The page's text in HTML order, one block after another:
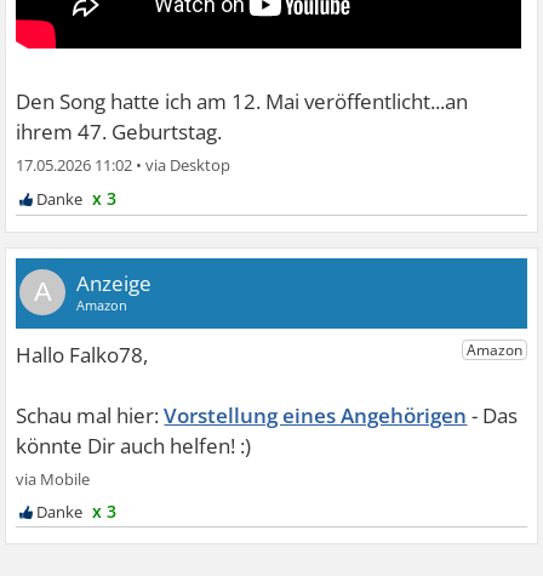
Den Song hatte ich am 12. Mai veröffentlicht...an
ihrem 47. Geburtstag.
17.05.2026 11:02 •
x 3
A
Vorstellung eines Angehörigen
x 3